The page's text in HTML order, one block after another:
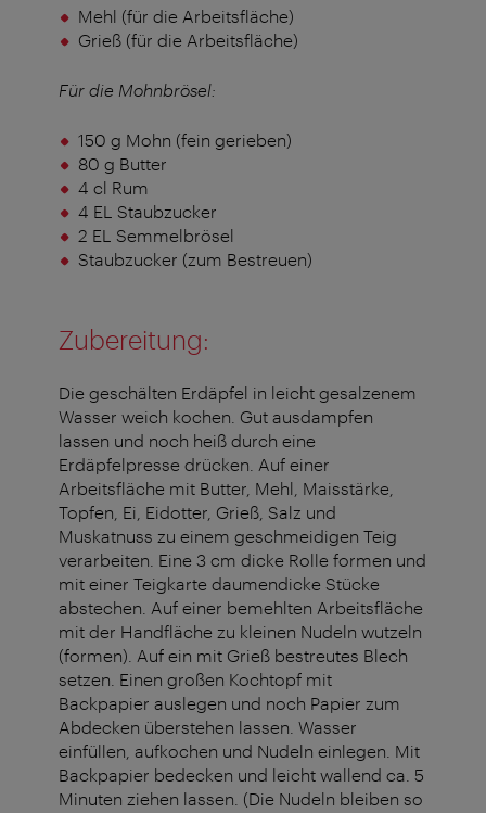
Mehl (für die Arbeitsfläche)
Grieß (für die Arbeitsfläche)
Für die Mohnbrösel:
150 g Mohn (fein gerieben)
80 g Butter
4 cl Rum
4 EL Staubzucker
2 EL Semmelbrösel
Staubzucker (zum Bestreuen)
Zubereitung:
Die geschälten Erdäpfel in leicht gesalzenem
Wasser weich kochen. Gut ausdampfen
lassen und noch heiß durch eine
Erdäpfelpresse drücken. Auf einer
Arbeitsfläche mit Butter, Mehl, Maisstärke,
Topfen, Ei, Eidotter, Grieß, Salz und
Muskatnuss zu einem geschmeidigen Teig
verarbeiten. Eine 3 cm dicke Rolle formen und
mit einer Teigkarte daumendicke Stücke
abstechen. Auf einer bemehlten Arbeitsfläche
mit der Handfläche zu kleinen Nudeln wutzeln
(formen). Auf ein mit Grieß bestreutes Blech
setzen. Einen großen Kochtopf mit
Backpapier auslegen und noch Papier zum
Abdecken überstehen lassen. Wasser
einfüllen, aufkochen und Nudeln einlegen. Mit
Backpapier bedecken und leicht wallend ca. 5
Minuten ziehen lassen. (Die Nudeln bleiben so